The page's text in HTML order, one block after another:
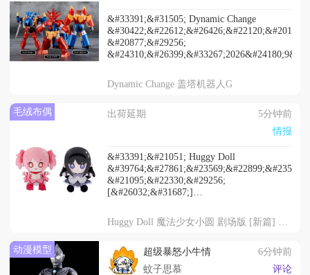
&#33391;&#31505; Dynamic Change
&#20877;&#29256;
Dynamic Change 盖塔机器人G
毛绒布偶 出荷延期
5分钟前
情报
&#33391;&#21051; Huggy Doll
&#21095;&#22330;&#29256;
[&#26032;&#31687;]
&#40575;&#30446;&#22278;/
动漫模型 超级暴怒小牛情
6分钟前
蚊子思慕
评论